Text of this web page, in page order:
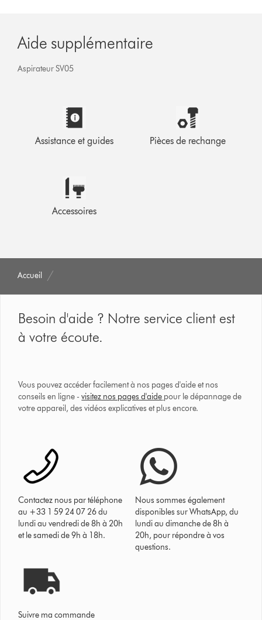
Aide supplémentaire
Aspirateur SV05
Assistance et guides Pièces de rechange
Accessoires
Accueil
Besoin d'aide ? Notre service client est
à votre écoute.
Vous pouvez accéder facilement à nos pages d'aide et nos
conseils en ligne -visitez nos pages d'aide pour le dépannage de
votre appareil, des vidéos explicatives et plus encore.
Contactez nous par téléphone
au +33 1 59 24 07 26 du
lundi au vendredi de 8h à 20h
et le samedi de 9h à 18h.
Nous sommes également
disponibles sur WhatsApp, du
lundi au dimanche de 8h à
20h, pour répondre à vos
questions.
Suivre ma commande